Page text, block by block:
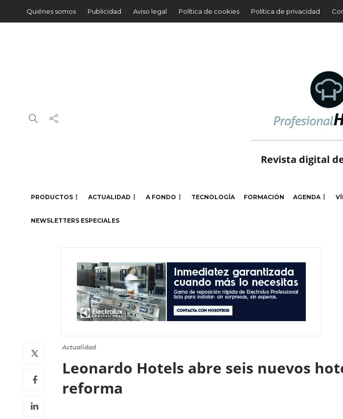
Quiénes somos Publicidad Aviso legal Política de cookies Política de privacidad
Revista digital
PRODUCTOS ACTUALIDAD A FONDO TECNOLOGÍA FORMACIÓN AGENDA
NEWSLETTERS ESPECIALES
Actualidad
Leonardo Hotels abre seis nuevos
reforma